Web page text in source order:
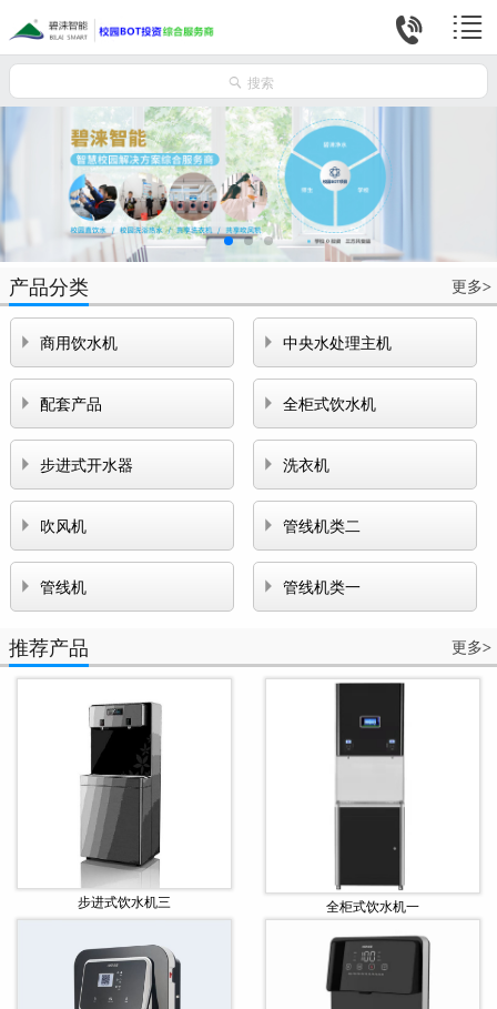


 搜索
产品分类 更多>
 商用饮水机  中央水处理主机
 配套产品  全柜式饮水机
 步进式开水器  洗衣机
 吹风机  管线机类二
 管线机  管线机类一
推荐产品 更多>
步进式饮水机三 全柜式饮水机一